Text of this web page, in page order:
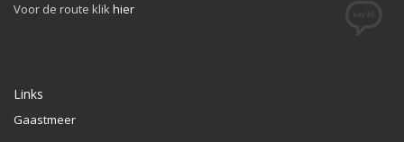
Voor de route klikhier
Links
Gaastmeer